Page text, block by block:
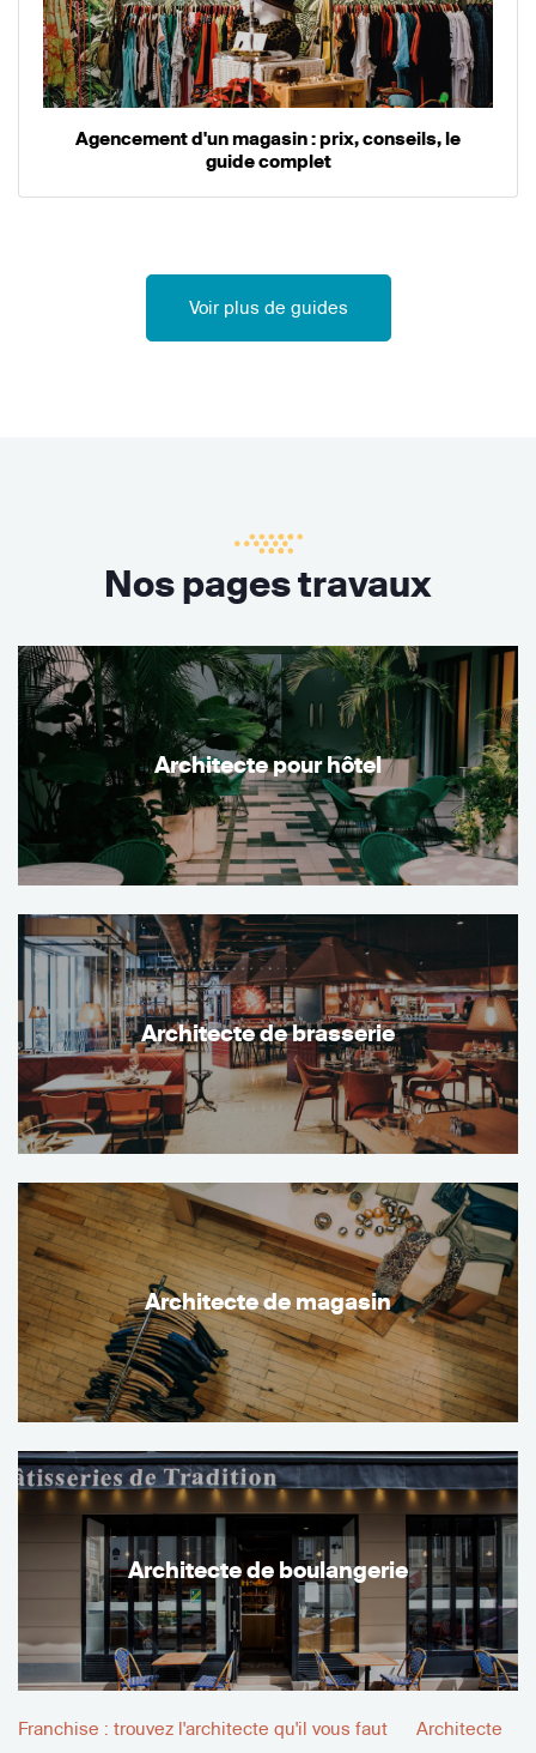
Agencement d'un magasin : prix, conseils, le
guide complet
Voir plus de guides
Nos pages travaux
Architecte pour hôtel
Architecte de brasserie
Architecte de magasin
Architecte de boulangerie
Franchise : trouvez l'architecte qu'il vous faut
Architecte